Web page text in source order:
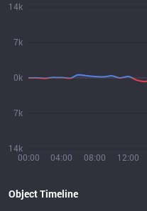
00:00 04:00 08:00 12:00
14k
7k
0k
7k
14k
Object Timeline